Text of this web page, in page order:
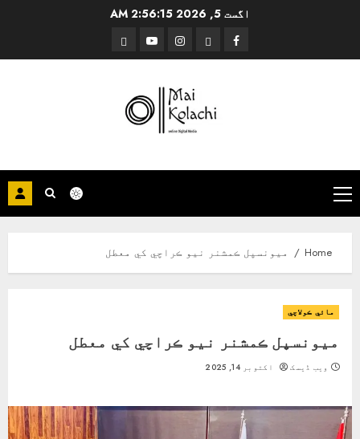
اگست 5, 2026 2:56:15 AM
Facebook
Instagram
YouTube
Threads
Primary
Menu
Home ميونسپل ڪمشنر نيو ڪراچي کي معطل
مائي ڪولاچي
ميونسپل ڪمشنر نيو ڪراچي کي معطل
ویب ڈیسک اکتوبر 14, 2025